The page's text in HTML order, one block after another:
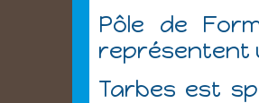
Pôle de
représentent
Tarbes est